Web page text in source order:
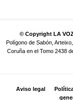
© Copyright LA
Polígono de Sabón,
Coruña en el Tomo 2438
Aviso legal